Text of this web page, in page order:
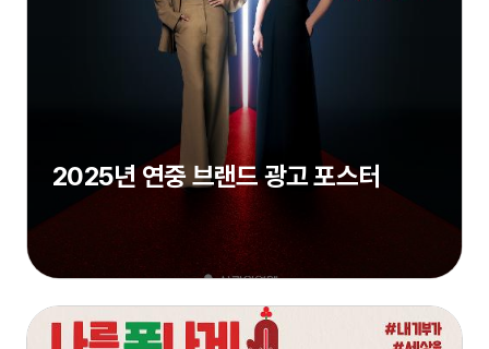
2025년 연중 브랜드 광고 포스터